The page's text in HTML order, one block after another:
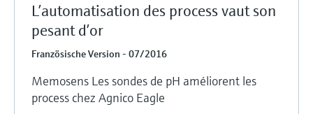
L’automatisation des process vaut son
pesant d’or
Französische Version - 07/2016
Memosens Les sondes de pH améliorent les
process chez Agnico Eagle